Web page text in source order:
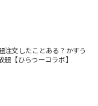
注文したことある？かすう
【ひらつーコラボ】